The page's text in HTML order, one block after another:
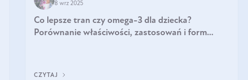
8 wrz 2025
Co lepsze tran czy omega-3 dla dziecka?
Porównanie właściwości, zastosowań i form
CZYTAJ